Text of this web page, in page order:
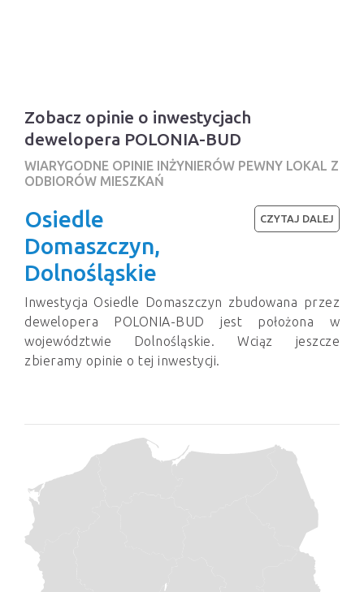
Zobacz opinie o inwestycjach
dewelopera POLONIA-BUD
WIARYGODNE OPINIE INŻYNIERÓW PEWNY LOKAL Z
ODBIORÓW MIESZKAŃ
Osiedle
Domaszczyn,
Dolnośląskie
Inwestycja Osiedle Domaszczyn zbudowana przez
dewelopera POLONIA-BUD jest położona w
województwie Dolnośląskie. Wciąz jeszcze
zbieramy opinie o tej inwestycji.
CZYTAJ DALEJ